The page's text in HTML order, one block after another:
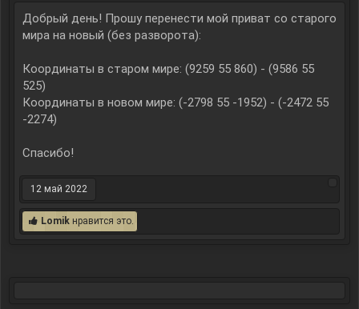
Добрый день! Прошу перенести мой приват со старого
мира на новый (без разворота):
Координаты в старом мире: (9259 55 860) - (9586 55
525)
Координаты в новом мире: (-2798 55 -1952) - (-2472 55
-2274)
Спасибо!
12 май 2022
Lomik нравится это.